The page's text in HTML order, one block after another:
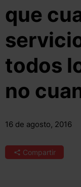
que
todos
no
16 de agosto, 2016
Compartir